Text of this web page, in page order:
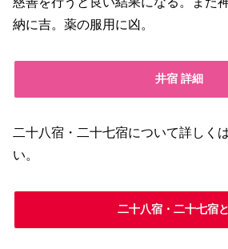
納に吉。薬の服用に凶。
井宿 詳細
二十八宿・二十七宿について詳しく
い。
二十八宿・二十七宿